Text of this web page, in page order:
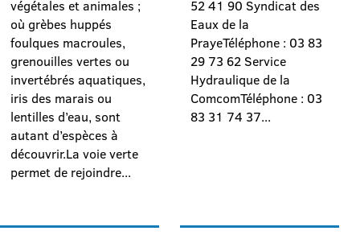
végétales et animales ;
où grèbes huppés
foulques macroules,
grenouilles vertes ou
invertébrés aquatiques,
iris des marais ou
lentilles d’eau, sont
autant d’espèces à
découvrir.La voie verte
permet de rejoindre...
52 41 90 Syndicat des
Eaux de la
PrayeTéléphone : 03 83
29 73 62 Service
Hydraulique de la
ComcomTéléphone : 03
83 31 74 37...